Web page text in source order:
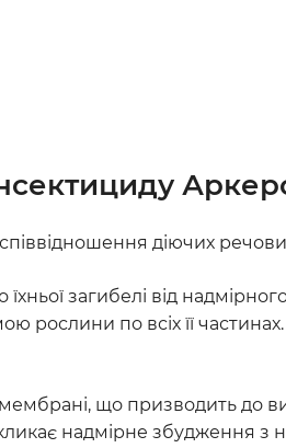
діючих
загибелі від
по всіх її
що призводить до
надмірне збудження з